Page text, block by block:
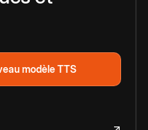
modèle TTS